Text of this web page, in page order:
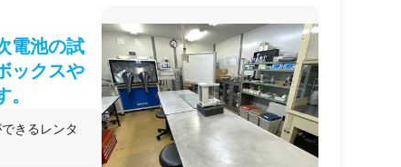
電池の試
ックスや
きるレンタ